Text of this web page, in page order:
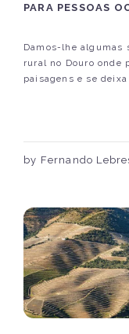
PARA PESSOAS
Damos-lhe algumas
rural no Douro onde
paisagens e se
by Fernando